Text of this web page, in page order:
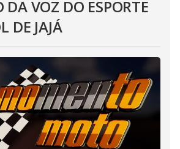
DA VOZ DO ESPORTE
DE JAJÁ